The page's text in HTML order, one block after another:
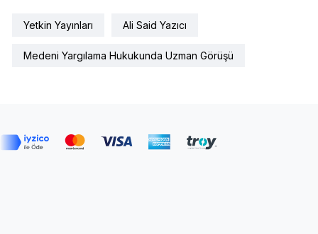
Yetkin Yayınları Ali Said Yazıcı
Medeni Yargılama Hukukunda Uzman Görüşü